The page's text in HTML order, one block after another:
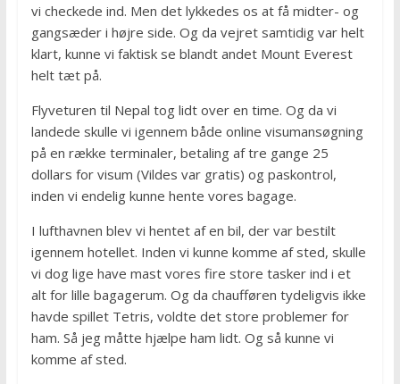
vi checkede ind. Men det lykkedes os at få midter- og
gangsæder i højre side. Og da vejret samtidig var helt
klart, kunne vi faktisk se blandt andet Mount Everest
helt tæt på.
Flyveturen til Nepal tog lidt over en time. Og da vi
landede skulle vi igennem både online visumansøgning
på en række terminaler, betaling af tre gange 25
dollars for visum (Vildes var gratis) og paskontrol,
inden vi endelig kunne hente vores bagage.
I lufthavnen blev vi hentet af en bil, der var bestilt
igennem hotellet. Inden vi kunne komme af sted, skulle
vi dog lige have mast vores fire store tasker ind i et
alt for lille bagagerum. Og da chaufføren tydeligvis ikke
havde spillet Tetris, voldte det store problemer for
ham. Så jeg måtte hjælpe ham lidt. Og så kunne vi
komme af sted.